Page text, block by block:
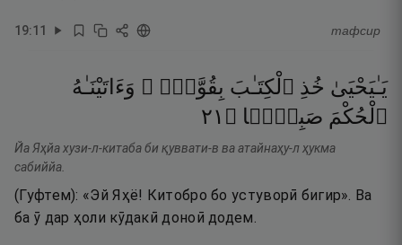
19:11 тафсир
يَـٰيَحْيَىٰ خُذِ ٱلْكِتَـٰبَ بِقُوَّةٍۢ ۖ وَءَاتَيْنَـٰهُ
ٱلْحُكْمَ صَبِيًّۭا ۝ ١٢
Йа Яҳйа хузи-л-китаба би қуввати-в ва атайнаҳу-л ҳукма
сабиййа.
(Гуфтем): «Эй Яҳё! Китобро бо устуворӣ бигир». Ва
ба ӯ дар ҳоли кӯдакӣ доноӣ додем.